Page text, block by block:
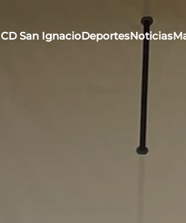
CD San IgnacioDeportesNoticias